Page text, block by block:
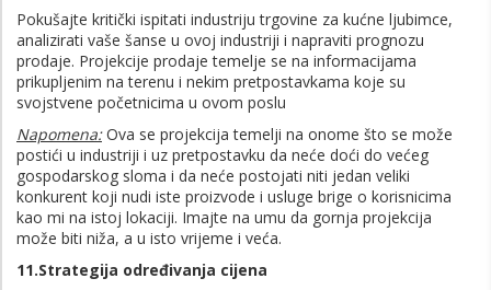
Pokušajte kritički ispitati industriju trgovine za kućne ljubimce,
analizirati vaše šanse u ovoj industriji i napraviti prognozu
prodaje. Projekcije prodaje temelje se na informacijama
prikupljenim na terenu i nekim pretpostavkama koje su
svojstvene početnicima u ovom poslu
Napomena:Ova se projekcija temelji na onome što se može
postići u industriji i uz pretpostavku da neće doći do većeg
gospodarskog sloma i da neće postojati niti jedan veliki
konkurent koji nudi iste proizvode i usluge brige o korisnicima
kao mi na istoj lokaciji. Imajte na umu da gornja projekcija
može biti niža, a u isto vrijeme i veća.
11.Strategija određivanja cijena